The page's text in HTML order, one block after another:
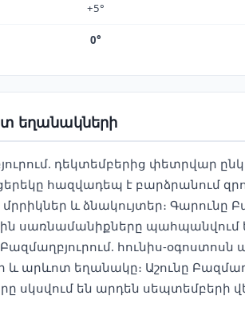
+5°
0°
եղանակների
դեկտեմբերից փետրվար
հազվադեպ է բարձրանում
և ձնակույտեր։
սառնամանիքները պահպանվում
հունիս-օգոստոսն
և արևոտ եղանակը։ Աշունը
սկսվում են արդեն սեպտեմբերի